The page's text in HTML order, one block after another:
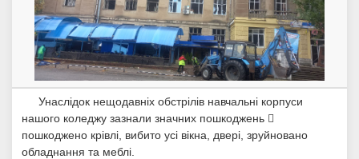
Унаслідок нещодавніх обстрілів навчальні корпуси
нашого коледжу зазнали значних пошкоджень 
пошкоджено крівлі, вибито усі вікна, двері, зруйновано
обладнання та меблі.